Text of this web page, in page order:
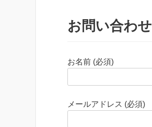
お問い合わせ
お名前 (必須)
メールアドレス (必須)